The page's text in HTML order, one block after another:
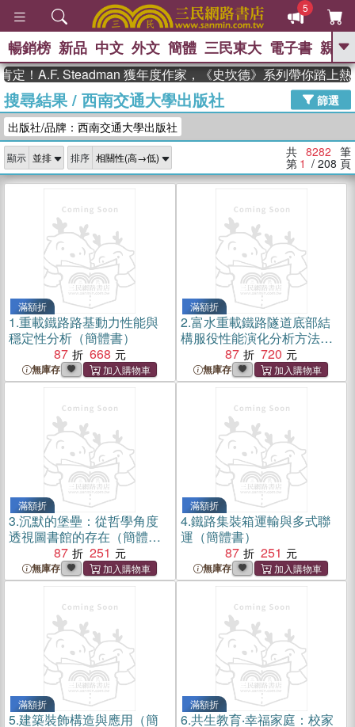
5
GO
熱搜： 東野圭吾 高希均教授回憶錄
、 The Odyssey 、 父親節 、 如果歷
史是一群喵
獎 臺灣漫遊錄 、 方念華 、 台灣的李
登輝時代
數學女孩：黎曼猜想 、
偉大的迷走神經
暢銷榜 新品 中文 外文 簡體 三民東大 電子書 親子
A.F. Steadman 獲年度作家，《史坎德》系列帶你踏上熱血奇
搜尋結果/ 西南交通大學出版社
篩選
出版社/品牌：西南交通大學出版社
顯示 排序 共 8282 筆
第 1 / 208 頁
滿額折
1.重載鐵路路基動力性能與
穩定性分析（簡體書）
87
668
無庫存
滿額折
2.富水重載鐵路隧道底部結
構服役性能演化分析方法
（簡體書）
87 720
無庫存
滿額折
3.沉默的堡壘：從哲學角度
透視圖書館的存在（簡體
87 251
無庫存
滿額折
4.鐵路集裝箱運輸與多式聯
運（簡體書）
87
251
無庫存
滿額折
5.建築裝飾構造與應用（簡
滿額折
6.共生教育‧幸福家庭：校家